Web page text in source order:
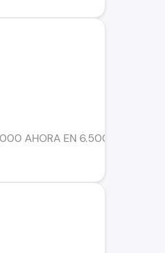
AHORA EN 6.500.000